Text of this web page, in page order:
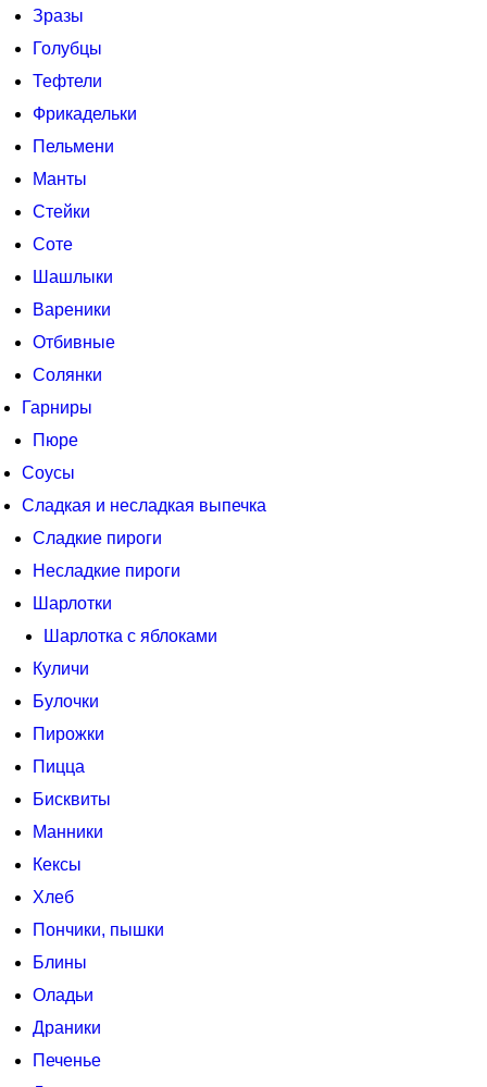
Зразы
Голубцы
Тефтели
Фрикадельки
Пельмени
Манты
Стейки
Соте
Шашлыки
Вареники
Отбивные
Солянки
Гарниры
Пюре
Соусы
Сладкая и несладкая выпечка
Сладкие пироги
Несладкие пироги
Шарлотки
Шарлотка с яблоками
Куличи
Булочки
Пирожки
Пицца
Бисквиты
Манники
Кексы
Хлеб
Пончики, пышки
Блины
Оладьи
Драники
Печенье